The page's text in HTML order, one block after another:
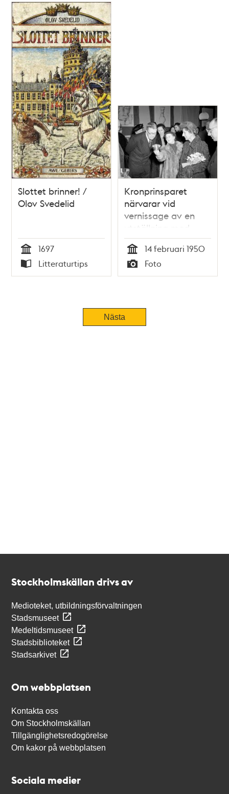
Slottet brinner! /
Olov Svedelid
Tid
1697
Typ
Litteraturtips
Kronprinsparet
närvarar vid
vernissage av en
utställning med
danskt silver på
Nationalmuseum
Tid
14 februari 1950
Typ
Foto
Nästa
Stockholmskällan drivs av
Medioteket, utbildningsförvaltningen
Stadsmuseet
Medeltidsmuseet
Stadsbiblioteket
Stadsarkivet
Om webbplatsen
Kontakta oss
Om Stockholmskällan
Tillgänglighetsredogörelse
Om kakor på webbplatsen
Sociala medier